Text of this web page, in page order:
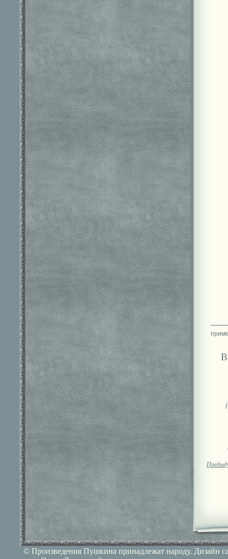
В
© Произведения Пушкина принадлежат народу. Дизайн